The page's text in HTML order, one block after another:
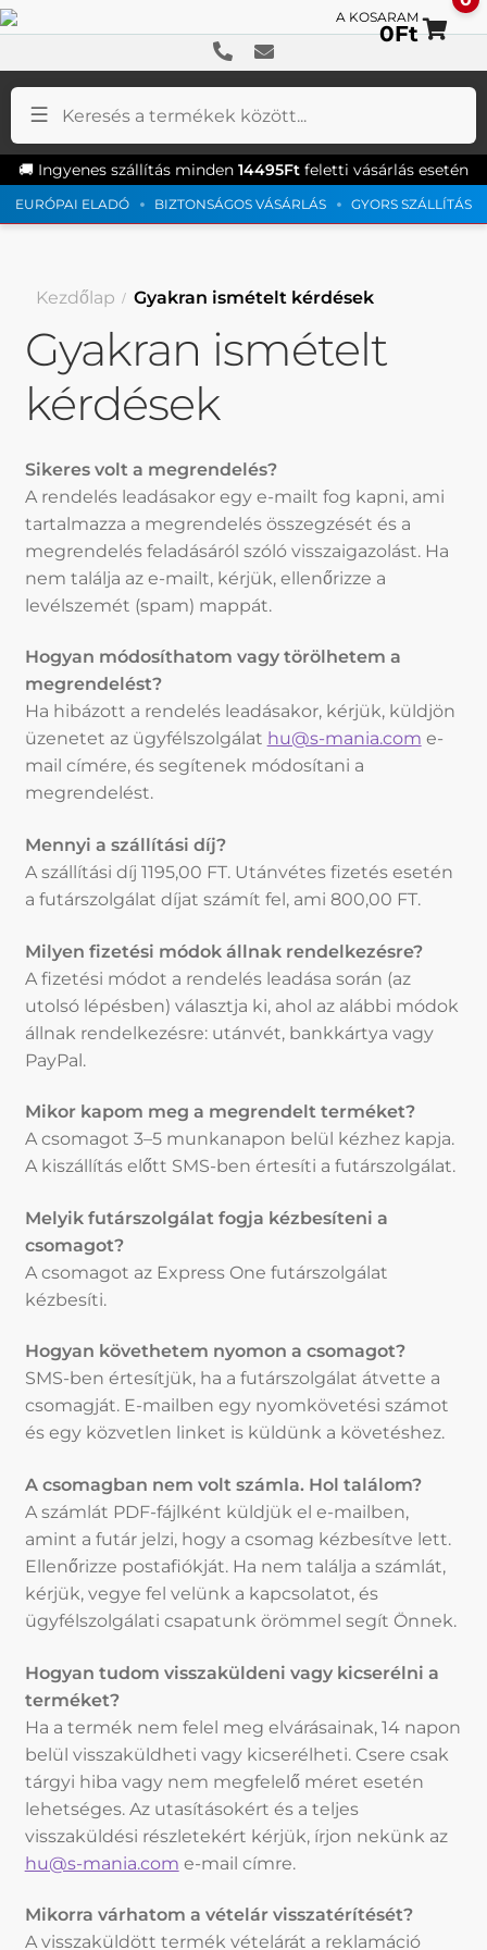
🚚 Ingyenes szállítás minden 14495Ft feletti vásárlás esetén
EURÓPAI ELADÓ BIZTONSÁGOS VÁSÁRLÁS GYORS SZÁLLÍTÁS
a
a
0Ft
Kezdőlap Gyakran ismételt kérdések
Gyakran ismételt
kérdések
Sikeres volt a megrendelés?
A rendelés leadásakor egy e-mailt fog kapni, ami
tartalmazza a megrendelés összegzését és a
megrendelés feladásáról szóló visszaigazolást. Ha
nem találja az e-mailt, kérjük, ellenőrizze a
levélszemét (spam) mappát.
Hogyan módosíthatom vagy törölhetem a
megrendelést?
Ha hibázott a rendelés leadásakor, kérjük, küldjön
üzenetet az ügyfélszolgálat hu@s-mania.com e-
mail címére, és segítenek módosítani a
megrendelést.
Mennyi a szállítási díj?
A szállítási díj 1195,00 FT. Utánvétes fizetés esetén
a futárszolgálat díjat számít fel, ami 800,00 FT.
Milyen fizetési módok állnak rendelkezésre?
A fizetési módot a rendelés leadása során (az
utolsó lépésben) választja ki, ahol az alábbi módok
állnak rendelkezésre: utánvét, bankkártya vagy
PayPal.
Mikor kapom meg a megrendelt terméket?
A csomagot 3–5 munkanapon belül kézhez kapja.
A kiszállítás előtt SMS-ben értesíti a futárszolgálat.
Melyik futárszolgálat fogja kézbesíteni a
csomagot?
A csomagot az Express One futárszolgálat
kézbesíti.
Hogyan követhetem nyomon a csomagot?
SMS-ben értesítjük, ha a futárszolgálat átvette a
csomagját. E-mailben egy nyomkövetési számot
és egy közvetlen linket is küldünk a követéshez.
A csomagban nem volt számla. Hol találom?
A számlát PDF-fájlként küldjük el e-mailben,
amint a futár jelzi, hogy a csomag kézbesítve lett.
Ellenőrizze postafiókját. Ha nem találja a számlát,
kérjük, vegye fel velünk a kapcsolatot, és
ügyfélszolgálati csapatunk örömmel segít Önnek.
Hogyan tudom visszaküldeni vagy kicserélni a
terméket?
Ha a termék nem felel meg elvárásainak, 14 napon
belül visszaküldheti vagy kicserélheti. Csere csak
tárgyi hiba vagy nem megfelelő méret esetén
lehetséges. Az utasításokért és a teljes
visszaküldési részletekért kérjük, írjon nekünk az
hu@s-mania.com e-mail címre.
Mikorra várhatom a vételár visszatérítését?
A visszaküldött termék vételárát a reklamáció